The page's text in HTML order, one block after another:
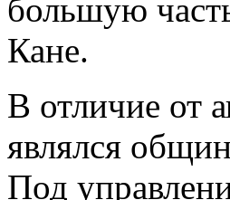
большую
Кане.
В отличие от
являлся
Под